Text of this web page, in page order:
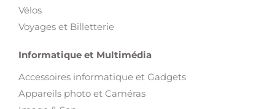
Vélos
Voyages et Billetterie
Informatique et Multimédia
Accessoires informatique et Gadgets
Appareils photo et Caméras